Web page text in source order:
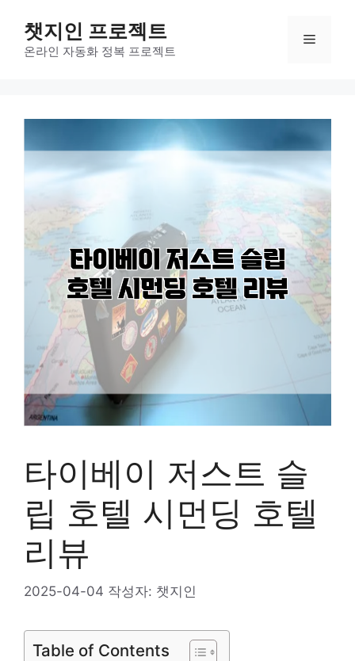
챗지인 프로젝트
온라인 자동화 정복 프로젝트
메
타이베이 저스트 슬
립 호텔 시먼딩 호텔
리뷰
2025-04-04 작성자: 챗지인
Table of Contents